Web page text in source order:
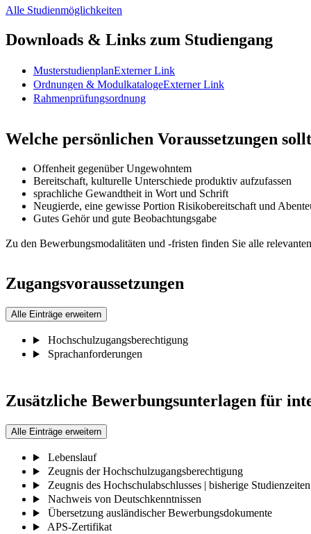
Alle Studienmöglichkeiten
Downloads & Links zum Studiengang
MusterstudienplanExterner Link
Ordnungen & ModulkatalogeExterner Link
Rahmenprüfungsordnung
Welche persönlichen Voraussetzungen
Offenheit gegenüber Ungewohntem
Bereitschaft, kulturelle Unterschiede produktiv aufzufassen
sprachliche Gewandtheit in Wort und Schrift
Neugierde, eine gewisse Portion Risikobereitschaft und
Gutes Gehör und gute Beobachtungsgabe
Zu den Bewerbungsmodalitäten und -fristen finden Sie alle
Zugangsvoraussetzungen
Alle Einträge erweitern
Hochschulzugangsberechtigung
Sprachanforderungen
Zusätzliche Bewerbungsunterlagen für
Alle Einträge erweitern
Lebenslauf
Zeugnis der Hochschulzugangsberechtigung
Zeugnis des Hochschulabschlusses | bisherige Studienzeiten
Nachweis von Deutschkenntnissen
Übersetzung ausländischer Bewerbungsdokumente
APS-Zertifikat